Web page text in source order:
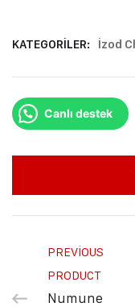
KATEGORILER: İzod
Canlı destek
PREVIOUS
PRODUCT
Numune